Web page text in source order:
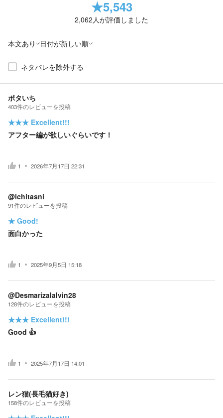
★5,543
2,062人が評価しました
本文あり 日付が新しい順
ネタバレを除外する
ポタいち
403件のレビューを投稿
★★★ Excellent!!!
アフター編が欲しいぐらいです！
1 2026年7月17日 22:31
@ichitasni
91件のレビューを投稿
★ Good!
面白かった
1 2025年9月5日 15:18
@Desmarizalalvin28
128件のレビューを投稿
★★★ Excellent!!!
Good 👍
1 2025年7月17日 14:01
レン猫(長毛猫好き)
158件のレビューを投稿